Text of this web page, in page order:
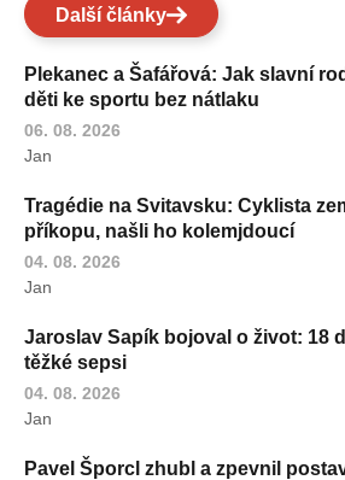
Další články
Plekanec a Šafářová: Jak slavní
děti ke sportu bez nátlaku
06. 08. 2026
Jan
Tragédie na Svitavsku: Cyklista
příkopu, našli ho kolemjdoucí
04. 08. 2026
Jan
Jaroslav Sapík bojoval o život: 18
těžké sepsi
04. 08. 2026
Jan
Pavel Šporcl zhubl a zpevnil